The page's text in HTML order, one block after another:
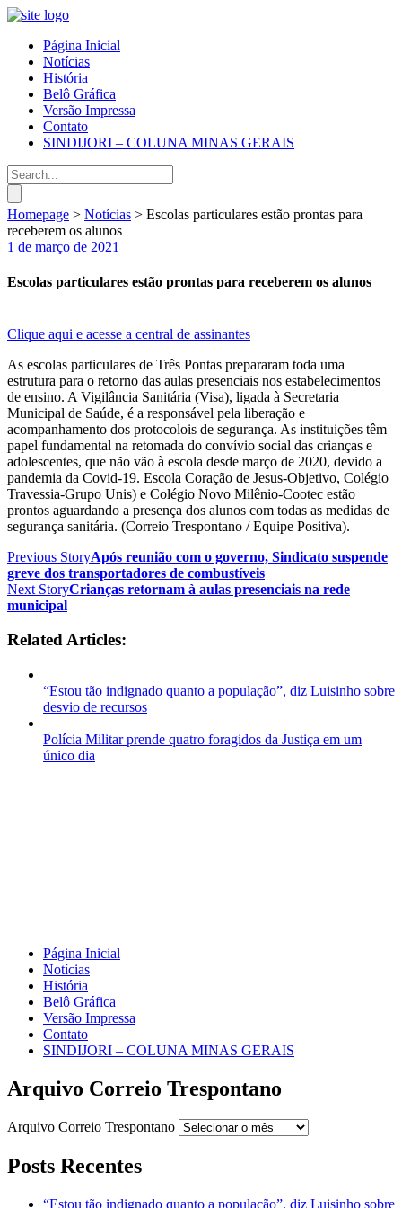
Página Inicial
Notícias
História
Belô Gráfica
Versão Impressa
Contato
SINDIJORI – COLUNA MINAS GERAIS
Homepage > Notícias > Escolas particulares estão prontas para
receberem os alunos
1 de março de 2021
Escolas particulares estão prontas para receberem os alunos
Clique aqui e acesse a central de assinantes
As escolas particulares de Três Pontas prepararam toda uma
estrutura para o retorno das aulas presenciais nos estabelecimentos
de ensino. A Vigilância Sanitária (Visa), ligada à Secretaria
Municipal de Saúde, é a responsável pela liberação e
acompanhamento dos protocolois de segurança. As instituições têm
papel fundamental na retomada do convívio social das crianças e
adolescentes, que não vão à escola desde março de 2020, devido a
pandemia da Covid-19. Escola Coração de Jesus-Objetivo, Colégio
Travessia-Grupo Unis) e Colégio Novo Milênio-Cootec estão
prontos aguardando a presença dos alunos com todas as medidas de
segurança sanitária. (Correio Trespontano / Equipe Positiva).
Previous StoryApós reunião com o governo, Sindicato suspende
greve dos transportadores de combustíveis
Next StoryCrianças retornam à aulas presenciais na rede
municipal
Related Articles:
“Estou tão indignado quanto a população”, diz Luisinho sobre
desvio de recursos
Polícia Militar prende quatro foragidos da Justiça em um
único dia
Página Inicial
Notícias
História
Belô Gráfica
Versão Impressa
Contato
SINDIJORI – COLUNA MINAS GERAIS
Arquivo Correio Trespontano
Arquivo Correio Trespontano
Posts Recentes
“Estou tão indignado quanto a população”, diz Luisinho sobre